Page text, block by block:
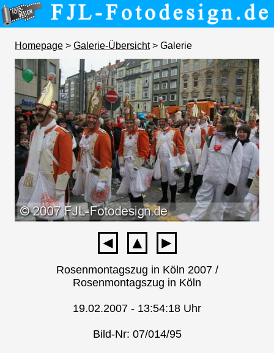
Homepage > Galerie-Übersicht> Galerie
◄ ▲ ►
Rosenmontagszug in Köln 2007 /
Rosenmontagszug in Köln
19.02.2007 - 13:54:18 Uhr
Bild-Nr: 07/014/95